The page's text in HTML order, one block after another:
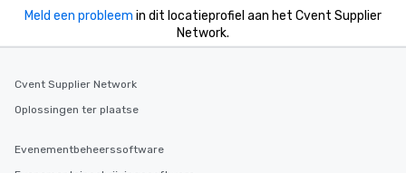
Meld een probleem in dit locatieprofiel aan het Cvent Supplier
Network.
Cvent Supplier Network
Oplossingen ter plaatse
Evenementbeheerssoftware